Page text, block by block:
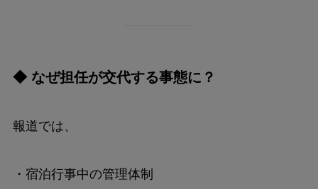
◆ なぜ担任が交代する事態に？
報道では、
・宿泊行事中の管理体制